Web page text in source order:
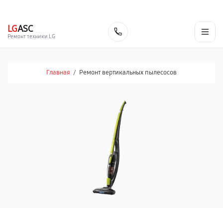
LGASC
Ремонт техники LG
Главная / Ремонт вертикальных пылесосов